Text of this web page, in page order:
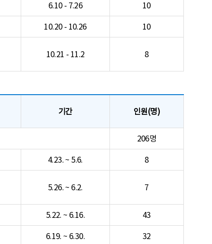
6.10 - 7.26 10
10.20 - 10.26 10
10.21 - 11.2 8
기간 인원(명)
206명
4.23. ~ 5.6. 8
5.26. ~ 6.2. 7
5.22. ~ 6.16. 43
6.19. ~ 6.30. 32